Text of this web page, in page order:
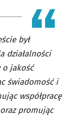
był
działalności
o jakość
świadomość i
współpracę
promując